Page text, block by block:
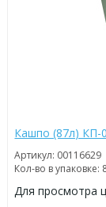
Кашпо (87л) КП-
Артикул: 00116629
Кол-во в упаковке:
Для просмотра